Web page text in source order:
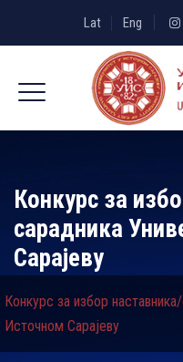
Lat Eng
Конкурс за
сарадника
Сарајеву
Конкурс за избор
Источном Сарајеву